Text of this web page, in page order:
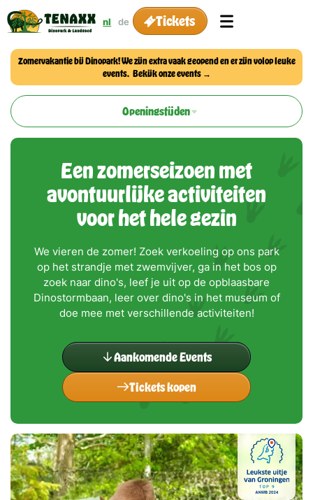
nl de Tickets
Zomervakantie bij Dinopark! We zijn extra vaak geopend en er zijn volop leuke
events. Bekijk onze events→
Openingstijden
Een zomerseizoen met
avontuurlijke activiteiten
voor het hele gezin
We vieren de zomer! Zoek verkoeling op ons park
op het strandje met zwemvijver, ga in het bos op
zoek naar dino's, leef je uit op de opblaasbare
Dinostormbaan, leer over dino's in het museum of
doe mee met verschillende activiteiten!
Aankomende Events
Tickets kopen